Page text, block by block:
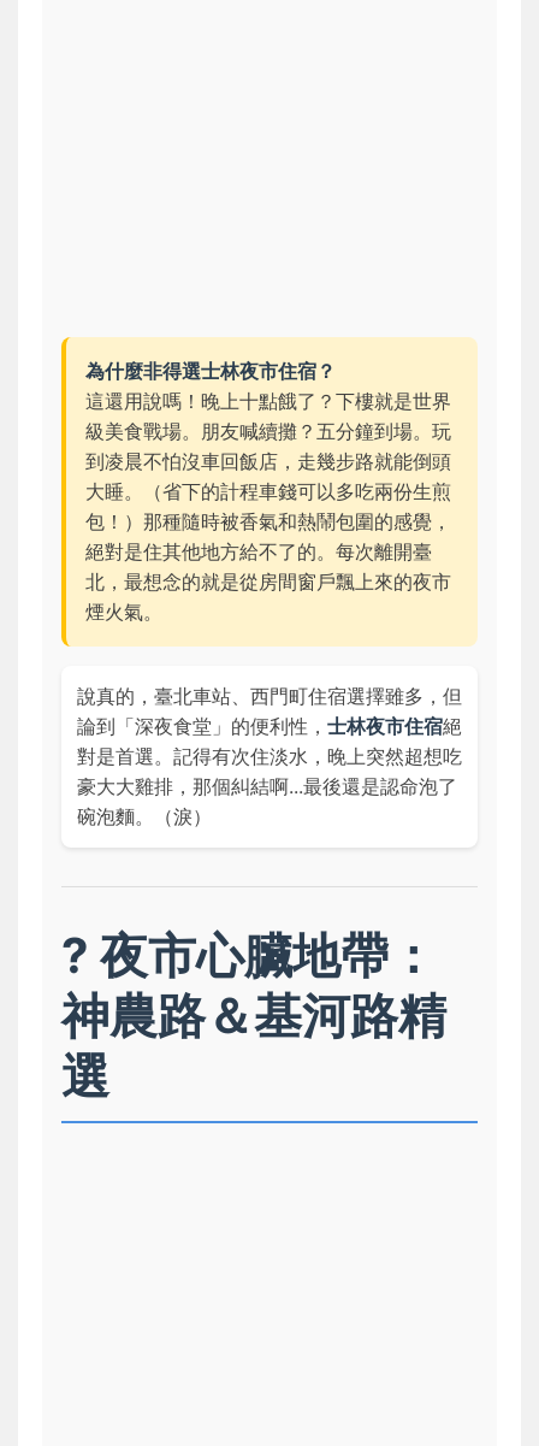
為什麼非得選士林夜市住宿？
這還用說嗎！晚上十點餓了？下樓就是世界
級美食戰場。朋友喊續攤？五分鐘到場。玩
到凌晨不怕沒車回飯店，走幾步路就能倒頭
大睡。（省下的計程車錢可以多吃兩份生煎
包！）那種隨時被香氣和熱鬧包圍的感覺，
絕對是住其他地方給不了的。每次離開臺
北，最想念的就是從房間窗戶飄上來的夜市
煙火氣。
說真的，臺北車站、西門町住宿選擇雖多，但
論到「深夜食堂」的便利性， 士林夜市住宿絕
對是首選。記得有次住淡水，晚上突然超想吃
豪大大雞排，那個糾結啊...最後還是認命泡了
碗泡麵。（淚）
? 夜市心臟地帶：
神農路＆基河路精
選